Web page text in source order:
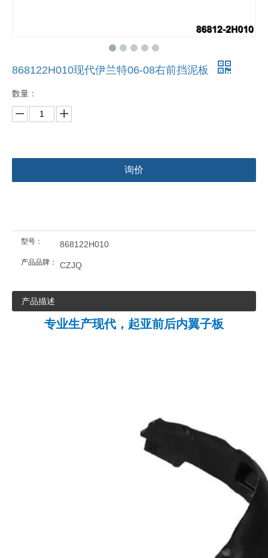
868122H010现代伊兰特06-08右前挡泥板
数量：
询价
型号： 868122H010
产品品牌： CZJQ
产品描述
专业生产现代，起亚前后内翼子板